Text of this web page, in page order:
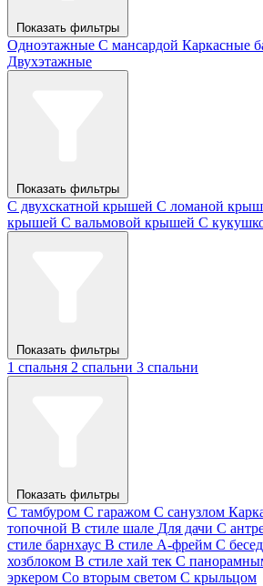
Показать фильтры
Одноэтажные С мансардой Каркасные
Двухэтажные
Показать фильтры
С двухскатной крышей С ломаной
крышей С вальмовой крышей С
Показать фильтры
1 спальня 2 спальни 3 спальни
Показать фильтры
С тамбуром С гаражом С санузлом
топочной В стиле шале Для дачи С
стиле барнхаус В стиле А-фрейм С
хозблоком В стиле хай тек С
эркером Со вторым светом С крыльцом